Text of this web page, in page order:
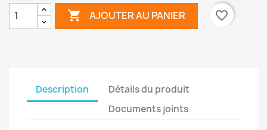
 AJOUTER AU PANIER favorite_border
Description
Détails du produit
Documents joints